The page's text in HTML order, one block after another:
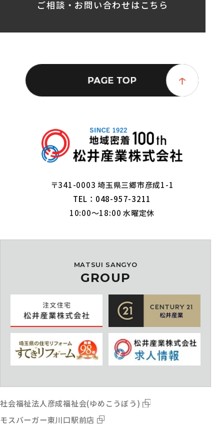
ご相談・お問い合わせはこちら
〒341-0003 埼玉県三郷市彦成1-1
TEL：048-957-3211
10:00～18:00 水曜定休
MATSUI SANGYO
GROUP
社会福祉法人彦成福祉会(ゆめこうぼう)
モスバーガー東川口駅前店